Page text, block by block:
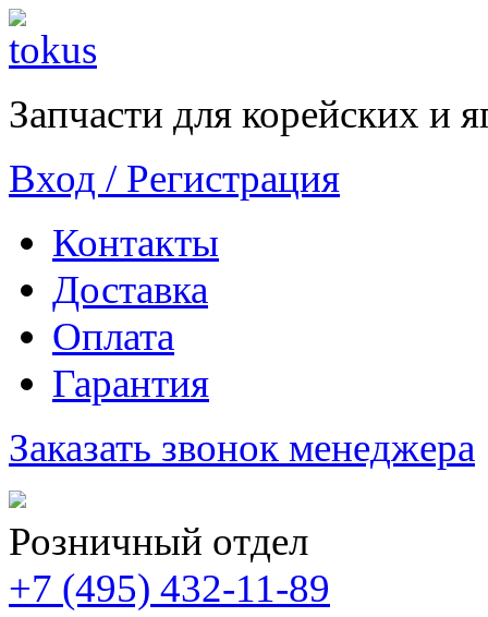
Запчасти для корейских и
Вход / Регистрация
Контакты
Доставка
Оплата
Гарантия
Заказать звонок менеджера
Розничный отдел
+7 (495) 432-11-89